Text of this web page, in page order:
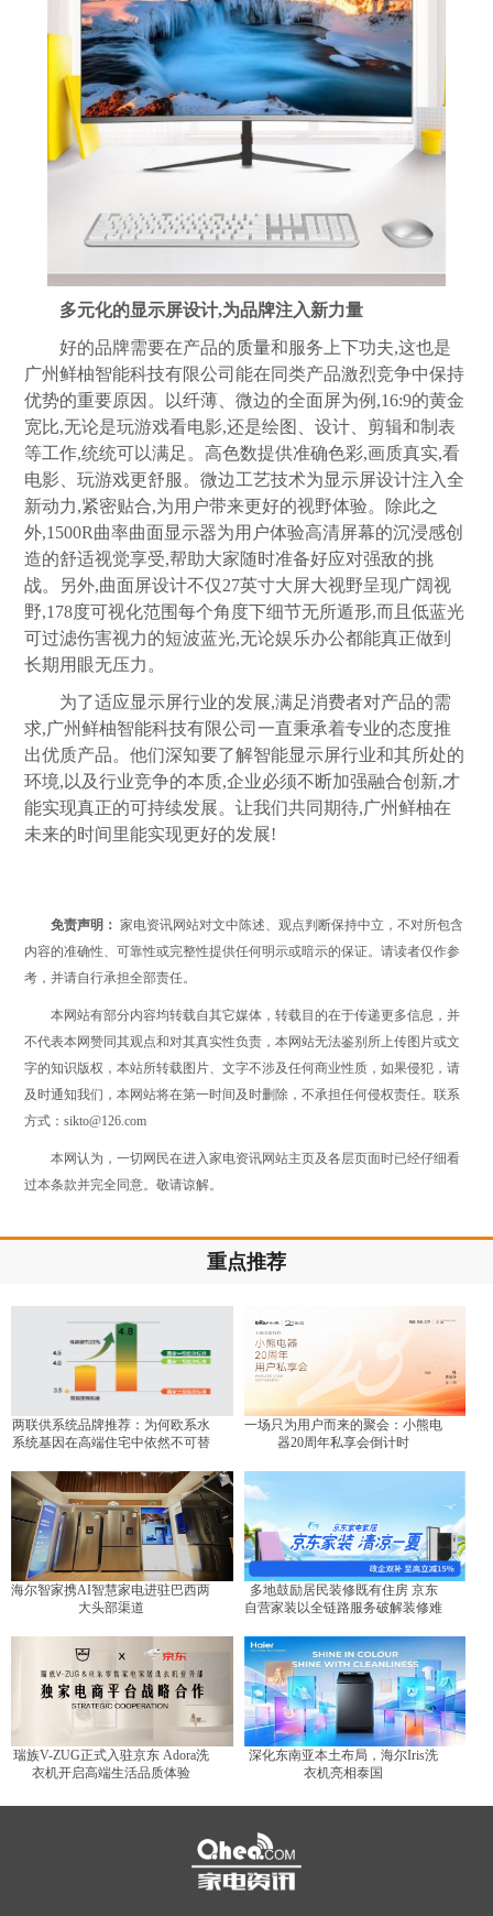
多元化的显示屏设计,为品牌注入新力量
好的品牌需要在产品的质量和服务上下功夫,这也是
广州鲜柚智能科技有限公司能在同类产品激烈竞争中保持
优势的重要原因。以纤薄、微边的全面屏为例,16:9的黄金
宽比,无论是玩游戏看电影,还是绘图、设计、剪辑和制表
等工作,统统可以满足。高色数提供准确色彩,画质真实,看
电影、玩游戏更舒服。微边工艺技术为显示屏设计注入全
新动力,紧密贴合,为用户带来更好的视野体验。除此之
外,1500R曲率曲面显示器为用户体验高清屏幕的沉浸感创
造的舒适视觉享受,帮助大家随时准备好应对强敌的挑
战。另外,曲面屏设计不仅27英寸大屏大视野呈现广阔视
野,178度可视化范围每个角度下细节无所遁形,而且低蓝光
可过滤伤害视力的短波蓝光,无论娱乐办公都能真正做到
长期用眼无压力。
为了适应显示屏行业的发展,满足消费者对产品的需
求,广州鲜柚智能科技有限公司一直秉承着专业的态度推
出优质产品。他们深知要了解智能显示屏行业和其所处的
环境,以及行业竞争的本质,企业必须不断加强融合创新,才
能实现真正的可持续发展。让我们共同期待,广州鲜柚在
未来的时间里能实现更好的发展!
免责声明： 家电资讯网站对文中陈述、观点判断保持中立，不对所包含
内容的准确性、可靠性或完整性提供任何明示或暗示的保证。请读者仅作参
考，并请自行承担全部责任。
本网站有部分内容均转载自其它媒体，转载目的在于传递更多信息，并
不代表本网赞同其观点和对其真实性负责，本网站无法鉴别所上传图片或文
字的知识版权，本站所转载图片、文字不涉及任何商业性质，如果侵犯，请
及时通知我们，本网站将在第一时间及时删除，不承担任何侵权责任。联系
方式：sikto@126.com
本网认为，一切网民在进入家电资讯网站主页及各层页面时已经仔细看
过本条款并完全同意。敬请谅解。
重点推荐
两联供系统品牌推荐：为何欧系水
系统基因在高端住宅中依然不可替
一场只为用户而来的聚会：小熊电
器20周年私享会倒计时
海尔智家携AI智慧家电进驻巴西两
大头部渠道
多地鼓励居民装修既有住房 京东
自营家装以全链路服务破解装修难
瑞族V-ZUG正式入驻京东 Adora洗
衣机开启高端生活品质体验
深化东南亚本土布局，海尔Iris洗
衣机亮相泰国